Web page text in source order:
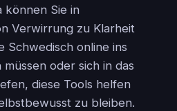
können Sie in
Verwirrung zu Klarheit
Schwedisch online ins
oder sich in das
diese Tools helfen
zu bleiben.